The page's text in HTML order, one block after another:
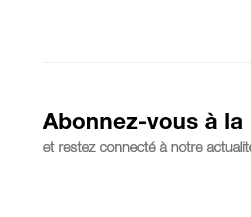
Abonnez-vous à
et restez connecté à notre